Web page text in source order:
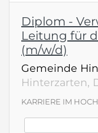
Diplom -
Leitung für
(m/w/d)
Gemeinde
Hinterzarten,